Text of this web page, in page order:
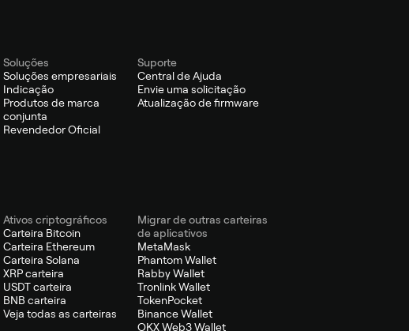
Soluções
Soluções empresariais
Indicação
Produtos de marca
conjunta
Revendedor Oficial
Suporte
Central de Ajuda
Envie uma solicitação
Atualização de firmware
Ativos criptográficos
Carteira Bitcoin
Carteira Ethereum
Carteira Solana
XRP carteira
USDT carteira
BNB carteira
Veja todas as carteiras
Migrar de outras carteiras
de aplicativos
MetaMask
Phantom Wallet
Rabby Wallet
Tronlink Wallet
TokenPocket
Binance Wallet
OKX Web3 Wallet